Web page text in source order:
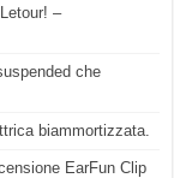
–
che
biammortizzata.
EarFun Clip